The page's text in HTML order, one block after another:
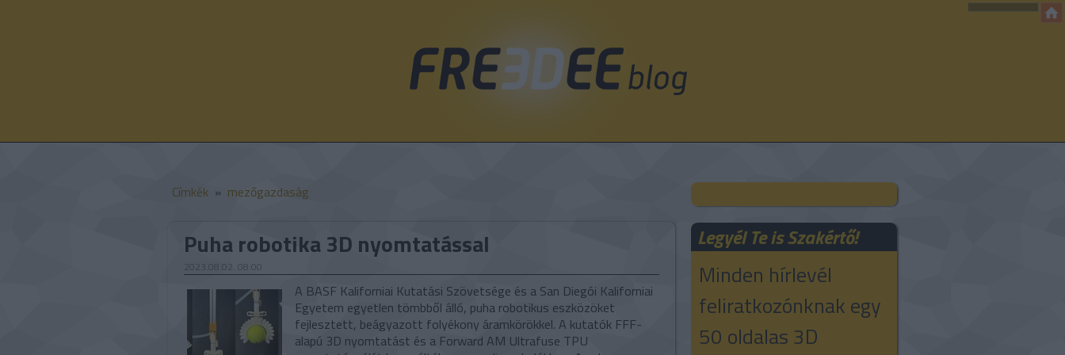
Legyél Te is Szakértő!
Minden hírlevél
feliratkozónknak egy
50 oldalas 3D
Címkék » mezőgazdaság
Puha robotika 3D nyomtatással
2023.08.02. 08:00
A BASF Kaliforniai Kutatási Szövetsége és a San Diegói Kaliforniai
Egyetem egyetlen tömbből álló, puha robotikus eszközöket
fejlesztett, beágyazott folyékony áramkörökkel. A kutatók FFF-
alapú 3D nyomtatást és a Forward AM Ultrafuse TPU